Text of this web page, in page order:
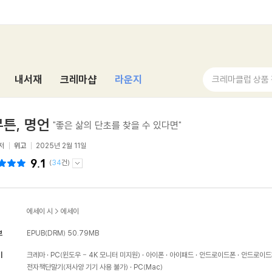
내서재 크레마샵 라운지 크레마클럽 상품
, 명언 "좋은 삶의 단초를 찾을 수 있다면"
위고 2025년 2월 11일
9.1 (34건)
에세이 시 > 에세이
EPUB(DRM) 50.79MB
크레마 PC(윈도우 - 4K 모니터 미지원) 아이폰 아이패드 안드로이드폰
안드로이
전자책단말기(저사양 기기 사용 불가)
PC(Mac)